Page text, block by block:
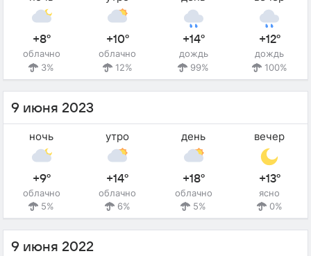
+8°
облачно
3%
+10°
облачно
12%
+14°
дождь
99%
+12°
дождь
100%
9 июня 2023
ночь
+9°
облачно
5%
утро
+14°
облачно
6%
день
+18°
облачно
5%
вечер
+13°
ясно
0%
9 июня 2022